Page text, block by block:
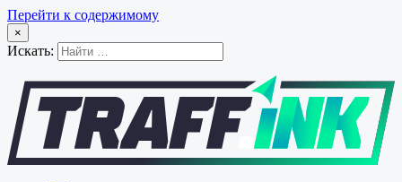
Перейти к содержимому
×
Искать: